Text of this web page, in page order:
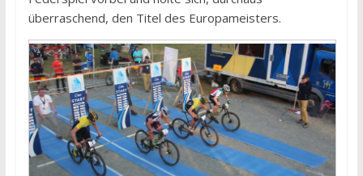
überraschend, den Titel des Europameisters.